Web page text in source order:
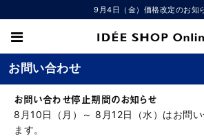
9月4日（金）価格改定のお知
お問い合わせ
お問い合わせ停止期間のお知らせ
8月10日（月）～ 8月12日（水）はお問
ます。